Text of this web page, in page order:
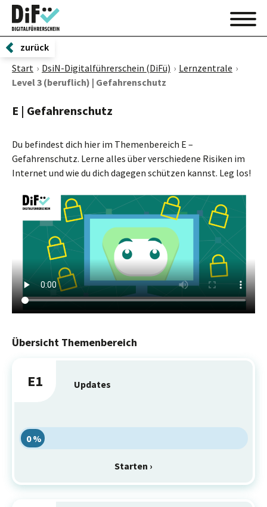
zurück
Start
DsiN-Digitalführerschein (DiFü)
Lernzentrale
Level 3 (beruflich) | Gefahrenschutz
E | Gefahrenschutz
Du befindest dich hier im Themenbereich E –
Gefahrenschutz. Lerne alles über verschiedene Risiken im
Internet und wie du dich dagegen schützen kannst. Leg los!
Übersicht Themenbereich
E1 Updates
0 %
Starten ›